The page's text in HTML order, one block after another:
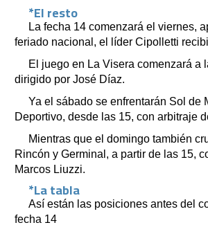
*El resto
La fecha 14 comenzará el viernes,
feriado nacional, el líder Cipolletti
El juego en La Visera comenzará a
dirigido por José Díaz.
Ya el sábado se enfrentarán Sol de
Deportivo, desde las 15, con arbitraje
Mientras que el domingo también
Rincón y Germinal, a partir de las 15,
Marcos Liuzzi.
*La tabla
Así están las posiciones antes del
fecha 14